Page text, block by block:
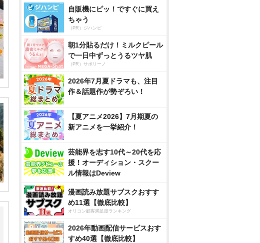
自販機にピッ！ですぐに買え
ちゃう
（PR）ジハンピ
朝1分貼るだけ！ミルクピール
で一日中ずっとうるツヤ肌
（PR）サボリーノ
2026年7月夏ドラマも、注目
作＆話題作が勢ぞろい！
【夏アニメ2026】7月期夏の
新アニメを一挙紹介！
芸能界を志す10代～20代を応
援！オーディション・スクー
ル情報はDeview
漫画読み放題サブスクおすす
め11選【徹底比較】
オリコン顧客満足度ランキング
2026年動画配信サービスおす
すめ40選【徹底比較】